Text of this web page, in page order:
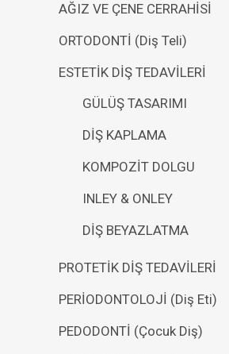
AĞIZ VE ÇENE CERRAHİSİ
ORTODONTİ (Diş Teli)
ESTETİK DİŞ TEDAVİLERİ
GÜLÜŞ TASARIMI
DİŞ KAPLAMA
KOMPOZİT DOLGU
INLEY & ONLEY
DİŞ BEYAZLATMA
PROTETİK DİŞ TEDAVİLERİ
PERİODONTOLOJİ (Diş Eti)
PEDODONTİ (Çocuk Diş)